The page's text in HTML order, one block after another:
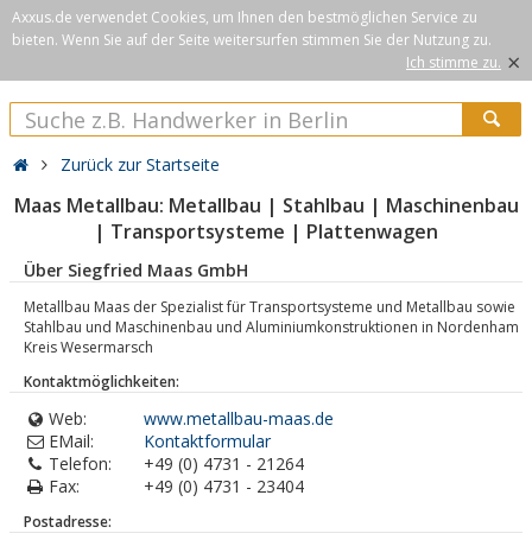
Axxus.de verwendet Cookies, um Ihnen den bestmöglichen Service zu
bieten. Wenn Sie auf der Seite weitersurfen stimmen Sie der Nutzung zu.
Ich stimme zu. ×
Zurück zur Startseite
Maas Metallbau: Metallbau | Stahlbau | Maschinenbau
| Transportsysteme | Plattenwagen
Über Siegfried Maas GmbH
Metallbau Maas der Spezialist für Transportsysteme und Metallbau sowie
Stahlbau und Maschinenbau und Aluminiumkonstruktionen in Nordenham
Kreis Wesermarsch
Kontaktmöglichkeiten:
Web:
www.metallbau-maas.de
EMail:
Kontaktformular
Telefon:
+49 (0) 4731 - 21264
Fax:
+49 (0) 4731 - 23404
Postadresse: